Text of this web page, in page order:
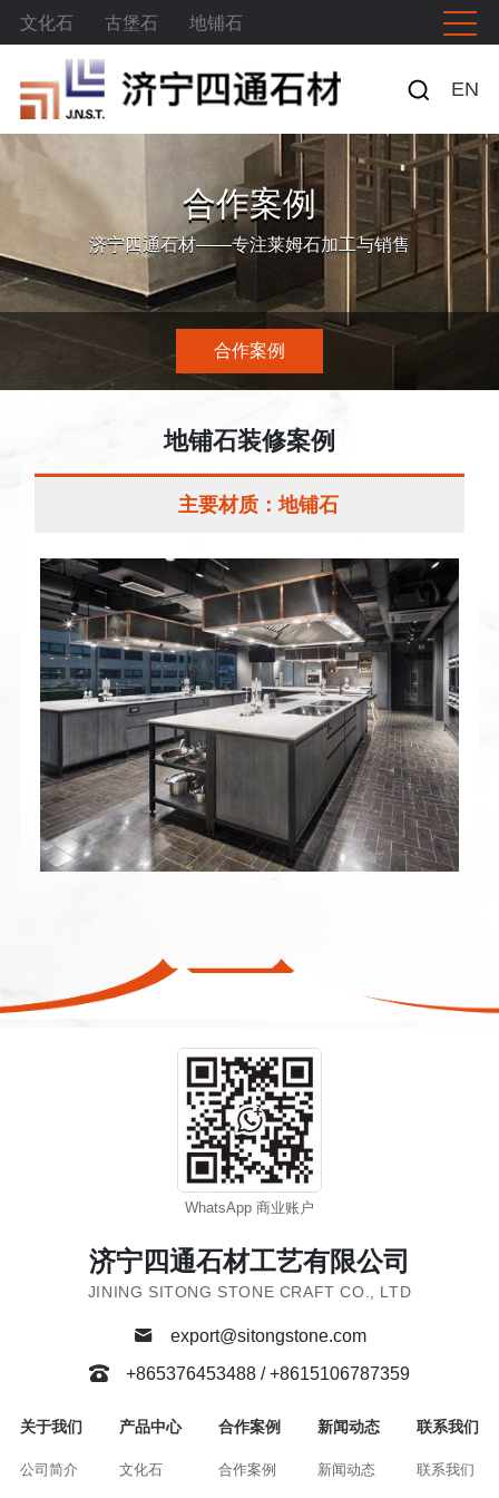
文化石 古堡石 地铺石
EN
合作案例
济宁四通石材——专注莱姆石加工与销售
合作案例
地铺石装修案例
主要材质：地铺石
WhatsApp 商业账户
济宁四通石材工艺有限公司
JINING SITONG STONE CRAFT CO., LTD
export@sitongstone.com
+865376453488 / +8615106787359
关于我们
公司简介
产品中心
文化石
合作案例
合作案例
新闻动态
新闻动态
联系我们
联系我们